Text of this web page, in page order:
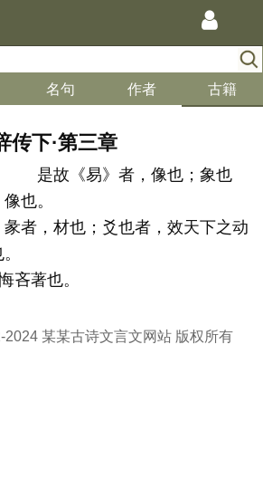
名句 作者 古籍
传下·第三章
《易》者，像也；象也
也。
，材也；爻也者，效天下之动
著也。
某某古诗文言文网站 版权所有